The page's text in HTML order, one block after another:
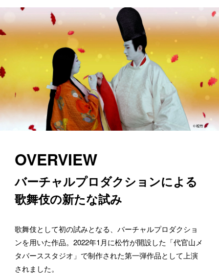
JA / EN / ZH
OVERVIEW
バーチャルプロダクションによる
歌舞伎の新たな試み
歌舞伎として初の試みとなる、バーチャルプロダクショ
ンを用いた作品。2022年1月に松竹が開設した「代官山メ
タバーススタジオ」で制作された第一弾作品として上演
されました。